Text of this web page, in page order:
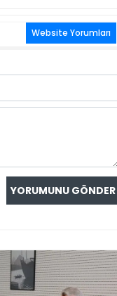
Website Yorumları